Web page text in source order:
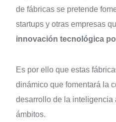
de fábricas se pretende
startups y otras empresas
innovación tecnológica
Es por ello que estas
dinámico que fomentará la
desarrollo de la inteligencia
ámbitos.